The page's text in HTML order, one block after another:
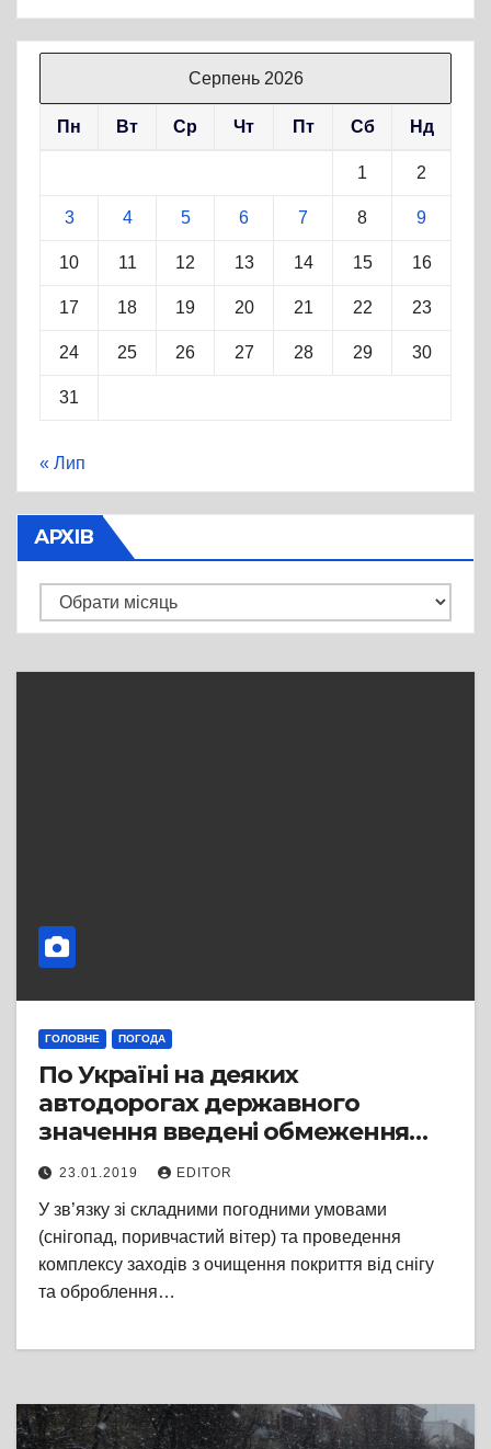
Серпень 2026
Пн Вт Ср Чт Пт Сб Нд
1 2
3 4 5 6 7 8 9
10 11 12 13 14 15 16
17 18 19 20 21 22 23
24 25 26 27 28 29 30
31
« Лип
АРХІВ
Архів
ГОЛОВНЕ ПОГОДА
По Україні на деяких
автодорогах державного
значення введені обмеження
руху. Перелік
23.01.2019 EDITOR
У зв’язку зі складними погодними умовами
(снігопад, поривчастий вітер) та проведення
комплексу заходів з очищення покриття від снігу
та оброблення…